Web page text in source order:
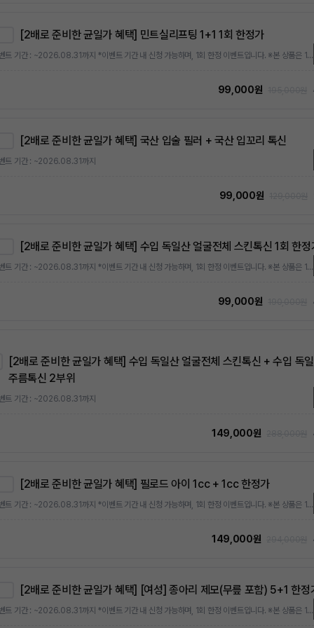
[2배로 준비한 균일가 혜택] 민트실리프팅 1+1 1회 한정가
*이벤트 기간 : ~2026.08.31까지 *이벤트 기간 내 신청 가능하며, 1회 한정 이벤트입니다. ※본 상품은 1회 한정가 상품으로, 최초 1회에 한해 특별가로 결제 가능합니다. 이후 추가 구매 시에는 상시 정상가 또는 상시 이벤트가가 적용됩니다.
99,000원
[2배로 준비한 균일가 혜택] 국산 입술 필러 + 국산 입꼬리 톡신
트 기간 : ~2026.08.31까지
99,000원
[2배로 준비한 균일가 혜택] 수입 독일산 얼굴전체 스킨톡신 1회 한정
*이벤트 기간 : ~2026.08.31까지 *이벤트 기간 내 신청 가능하며, 1회 한정 이벤트입니다. ※본 상품은 1회 한정가 상품으로, 최초 1회에 한해 특별가로 결제 가능합니다. 이후 추가 구매 시에는 상시 정상가 또는 상시 이벤트가가 적용됩니다.
99,000원
[2배로 준비한 균일가 혜택] 수입 독일산 얼굴전체 스킨톡신 + 수입 독
주름톡신 2부위
트 기간 : ~2026.08.31까지
149,000원
[2배로 준비한 균일가 혜택] 필로드 아이 1cc + 1cc 한정가
*이벤트 기간 : ~2026.08.31까지 *이벤트 기간 내 신청 가능하며, 1회 한정 이벤트입니다. ※본 상품은 1회 한정가 상품으로, 최초 1회에 한해 특별가로 결제 가능합니다. 이후 추가 구매 시에는 상시 정상가 또는 상시 이벤트가가 적용됩니다.
149,000원
[2배로 준비한 균일가 혜택] [여성] 종아리 제모(무릎 포함) 5+1 한정
*이벤트 기간 : ~2026.08.31까지 *이벤트 기간 내 신청 가능하며, 1회 한정 이벤트입니다. ※본 상품은 1회 한정가 상품으로, 최초 1회에 한해 특별가로 결제 가능합니다. 이후 추가 구매 시에는 상시 정상가 또는 상시 이벤트가가 적용됩니다.